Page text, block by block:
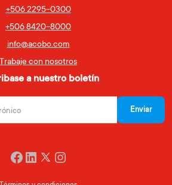
+506 2295-0300
+506 8420-8000
info@acobo.com
Trabaje con nosotros
a nuestro boletín
Facebook LinkedIn Twitter Instagram